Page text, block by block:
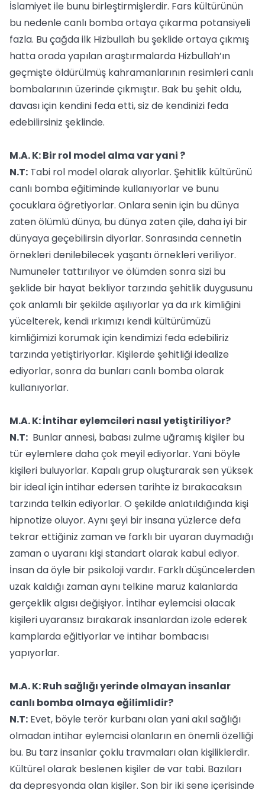
İslamiyet ile bunu birleştirmişlerdir. Fars kültürünün
bu nedenle canlı bomba ortaya çıkarma potansiyeli
fazla. Bu çağda ilk Hizbullah bu şeklide ortaya çıkmış
hatta orada yapılan araştırmalarda Hizbullah’ın
geçmişte öldürülmüş kahramanlarının resimleri canlı
bombalarının üzerinde çıkmıştır. Bak bu şehit oldu,
davası için kendini feda etti, siz de kendinizi feda
edebilirsiniz şeklinde.
M.A. K: Bir rol model alma var yani ?
N.T: Tabi rol model olarak alıyorlar. Şehitlik kültürünü
canlı bomba eğitiminde kullanıyorlar ve bunu
çocuklara öğretiyorlar. Onlara senin için bu dünya
zaten ölümlü dünya, bu dünya zaten çile, daha iyi bir
dünyaya geçebilirsin diyorlar. Sonrasında cennetin
örnekleri denilebilecek yaşantı örnekleri veriliyor.
Numuneler tattırılıyor ve ölümden sonra sizi bu
şeklide bir hayat bekliyor tarzında şehitlik duygusunu
çok anlamlı bir şekilde aşılıyorlar ya da ırk kimliğini
yücelterek, kendi ırkımızı kendi kültürümüzü
kimliğimizi korumak için kendimizi feda edebiliriz
tarzında yetiştiriyorlar. Kişilerde şehitliği idealize
ediyorlar, sonra da bunları canlı bomba olarak
kullanıyorlar.
M.A. K: İntihar eylemcileri nasıl yetiştiriliyor?
N.T: Bunlar annesi, babası zulme uğramış kişiler bu
tür eylemlere daha çok meyil ediyorlar. Yani böyle
kişileri buluyorlar. Kapalı grup oluşturarak sen yüksek
bir ideal için intihar edersen tarihte iz bırakacaksın
tarzında telkin ediyorlar. O şekilde anlatıldığında kişi
hipnotize oluyor. Aynı şeyi bir insana yüzlerce defa
tekrar ettiğiniz zaman ve farklı bir uyaran duymadığı
zaman o uyaranı kişi standart olarak kabul ediyor.
İnsan da öyle bir psikoloji vardır. Farklı düşüncelerden
uzak kaldığı zaman aynı telkine maruz kalanlarda
gerçeklik algısı değişiyor. İntihar eylemcisi olacak
kişileri uyaransız bırakarak insanlardan izole ederek
kamplarda eğitiyorlar ve intihar bombacısı
yapıyorlar.
M.A. K: Ruh sağlığı yerinde olmayan insanlar
canlı bomba olmaya eğilimlidir?
N.T: Evet, böyle terör kurbanı olan yani akıl sağlığı
olmadan intihar eylemcisi olanların en önemli özelliği
bu. Bu tarz insanlar çoklu travmaları olan kişiliklerdir.
Kültürel olarak beslenen kişiler de var tabi. Bazıları
da depresyonda olan kişiler. Son bir iki sene içerisinde